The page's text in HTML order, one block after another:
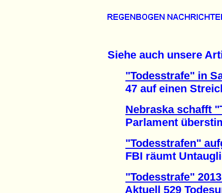
Siehe auch unsere
"Todesstrafe" in
47 auf einen
Nebraska schafft
Parlament
"Todesstrafen"
FBI räumt
"Todesstrafe"
Aktuell 529